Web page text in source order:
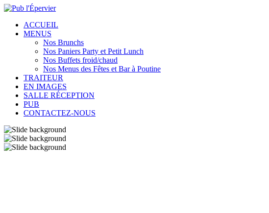
ACCUEIL
MENUS
Nos Brunchs
Nos Paniers Party et Petit Lunch
Nos Buffets froid/chaud
Nos Menus des Fêtes et Bar à Poutine
TRAITEUR
EN IMAGES
SALLE RÉCEPTION
PUB
CONTACTEZ-NOUS